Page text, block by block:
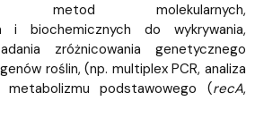
metod molekularnych,
i biochemicznych do wykrywania,
zróżnicowania genetycznego
roślin, (np. multiplex PCR, analiza
metabolizmu podstawowego (recA,